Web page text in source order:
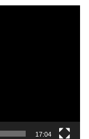
17:04